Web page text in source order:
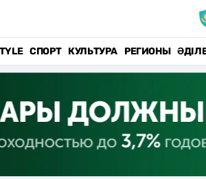
СПОРТ КУЛЬТУРА РЕГИОНЫ